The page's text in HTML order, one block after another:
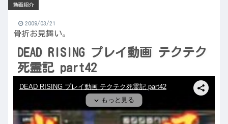
DEAD RISING プレイ動画 テクテク
死霊記 part42
動画紹介
2009/03/21
骨折お見舞い。